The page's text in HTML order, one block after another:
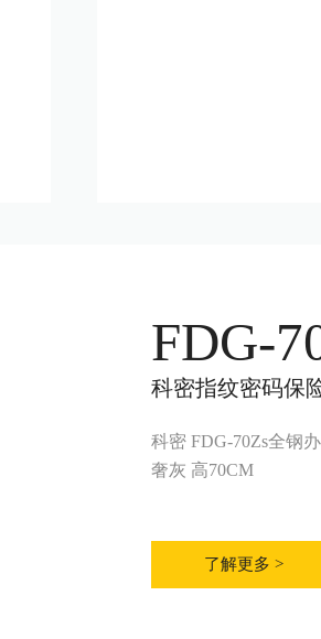
FDG-
科密指纹密码保
科密 FDG-70Zs全钢
奢灰 高70CM
了解更多 >